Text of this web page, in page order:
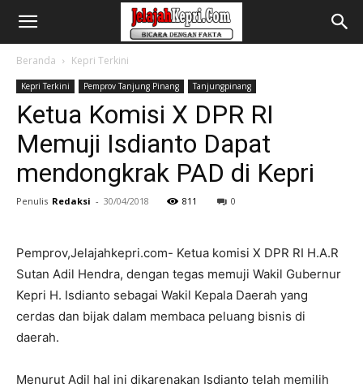
Beranda Kepri Terkini
Kepri Terkini Pemprov Tanjung Pinang Tanjungpinang
Ketua Komisi X DPR RI
Memuji Isdianto Dapat
mendongkrak PAD di Kepri
Penulis Redaksi - 30/04/2018 811 0
Pemprov,Jelajahkepri.com- Ketua komisi X DPR RI H.A.R
Sutan Adil Hendra, dengan tegas memuji Wakil Gubernur
Kepri H. Isdianto sebagai Wakil Kepala Daerah yang
cerdas dan bijak dalam membaca peluang bisnis di
daerah.
Menurut Adil hal ini dikarenakan Isdianto telah memilih